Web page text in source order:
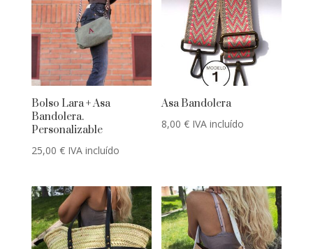
Bolso Lara + Asa
Bandolera.
Personalizable
25,00 € IVA incluído
Asa Bandolera
8,00€ IVA incluído